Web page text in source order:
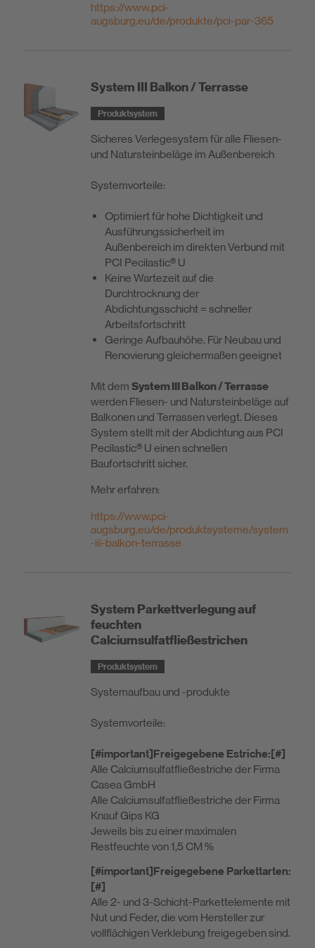
https://www.pci-
augsburg.eu/de/produkte/pci-par-365
System III Balkon / Terrasse
Produktsystem
Sicheres Verlegesystem für alle Fliesen-
und Natursteinbeläge im Außenbereich
Systemvorteile:
Optimiert für hohe Dichtigkeit und
Ausführungssicherheit im
Außenbereich im direkten Verbund mit
PCI Pecilastic® U
Keine Wartezeit auf die
Durchtrocknung der
Abdichtungsschicht = schneller
Arbeitsfortschritt
Geringe Aufbauhöhe. Für Neubau und
Renovierung gleichermaßen geeignet
Mit dem System III Balkon / Terrasse
werden Fliesen- und Natursteinbeläge auf
Balkonen und Terrassen verlegt. Dieses
System stellt mit der Abdichtung aus PCI
Pecilastic® U einen schnellen
Baufortschritt sicher.
Mehr erfahren:
https://www.pci-
augsburg.eu/de/produktsysteme/system
-iii-balkon-terrasse
System Parkettverlegung auf
feuchten
Calciumsulfatfließestrichen
Produktsystem
Systemaufbau und -produkte
Systemvorteile:
[#important]Freigegebene Estriche:[#]
Alle Calciumsulfatfließestriche der Firma
Casea GmbH
Alle Calciumsulfatfließestriche der Firma
Knauf Gips KG
Jeweils bis zu einer maximalen
Restfeuchte von 1,5 CM %
[#important]Freigegebene Parkettarten:
[#]
Alle 2- und 3-Schicht-Parkettelemente mit
Nut und Feder, die vom Hersteller zur
vollflächigen Verklebung freigegeben sind.